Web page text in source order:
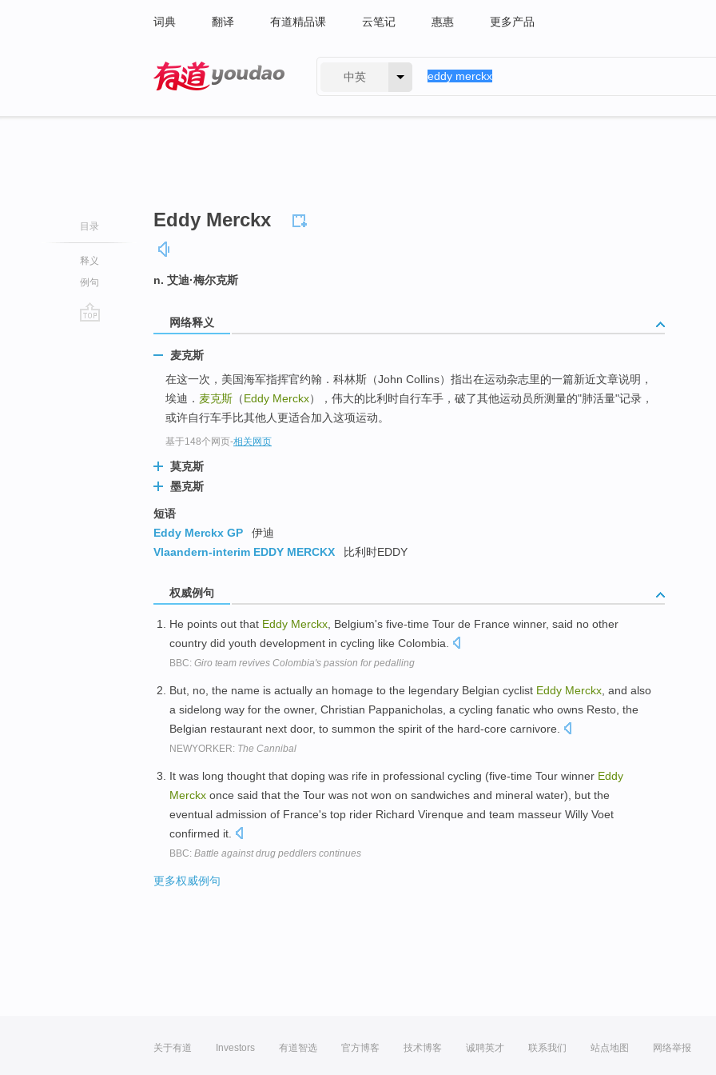
词典 翻译 有道精品课 云笔记 惠惠 更多产品
中英
目录
释义
例句
Eddy Merckx
n. 艾迪·梅尔克斯
网络释义
麦克斯
在这一次，美国海军指挥官约翰．科林斯（John Collins）指出在运动杂志里的一篇新近文章说明，
埃迪． 麦克斯 （Eddy Merckx），伟大的比利时自行车手，破了其他运动员所测量的"肺活量"记录，
或许自行车手比其他人更适合加入这项运动。
基于148个网页-相关网页
莫克斯
墨克斯
短语
Eddy Merckx GP
伊迪
Vlaandern-interim EDDY MERCKX
比利时EDDY
权威例句
He points out that Eddy Merckx, Belgium's five-time Tour de France winner, said no other
country did youth development in cycling like Colombia.
BBC: Giro team revives Colombia's passion for pedalling
But, no, the name is actually an homage to the legendary Belgian cyclist Eddy Merckx , and also
a sidelong way for the owner, Christian Pappanicholas, a cycling fanatic who owns Resto, the
Belgian restaurant next door, to summon the spirit of the hard-core carnivore.
NEWYORKER: The Cannibal
It was long thought that doping was rife in professional cycling (five-time Tour winner Eddy
Merckx once said that the Tour was not won on sandwiches and mineral water), but the
eventual admission of France's top rider Richard Virenque and team masseur Willy Voet
confirmed it.
BBC: Battle against drug peddlers continues
更多权威例句
关于有道 Investors 有道智选 官方博客 技术博客 诚聘英才 联系我们 站点地图 网络举报